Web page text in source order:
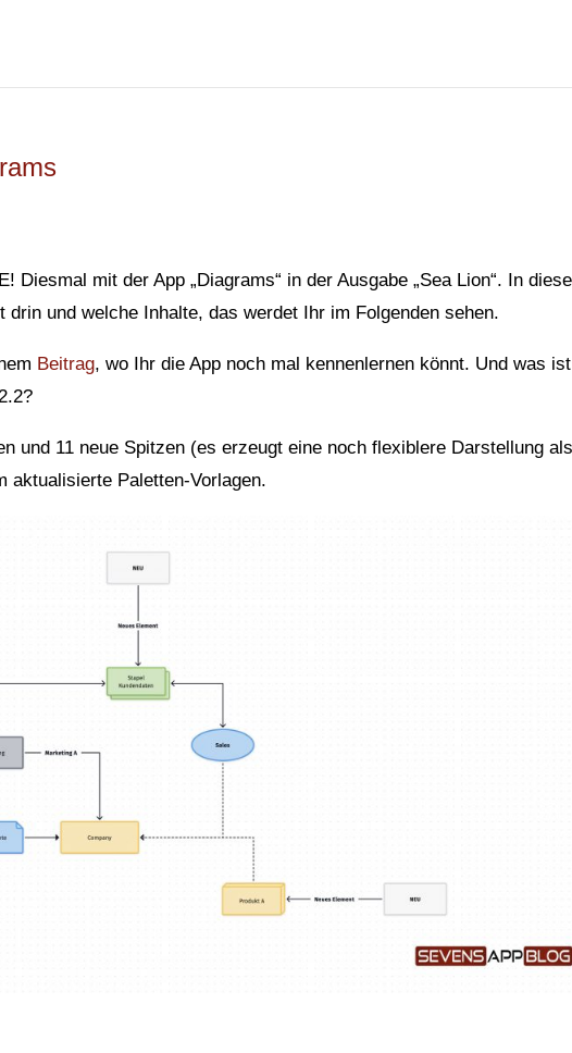
Diesmal mit der App „Diagrams“ in der Ausgabe „Sea Lion“. In
drin und welche Inhalte, das werdet Ihr im Folgenden sehen.
Beitrag, wo Ihr die App noch mal kennenlernen könnt. Und was ist
und 11 neue Spitzen (es erzeugt eine noch flexiblere Darstellung
aktualisierte Paletten-Vorlagen.